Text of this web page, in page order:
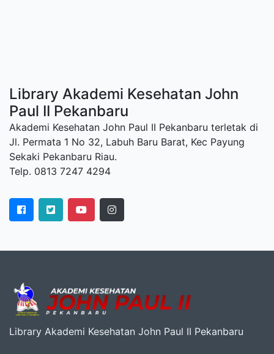
Library Akademi Kesehatan John
Paul II Pekanbaru
Akademi Kesehatan John Paul II Pekanbaru terletak di
Jl. Permata 1 No 32, Labuh Baru Barat, Kec Payung
Sekaki Pekanbaru Riau.
Telp. 0813 7247 4294
Library Akademi Kesehatan John Paul II Pekanbaru